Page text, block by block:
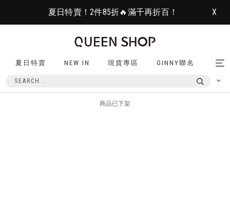
夏日特賣！2件85折🔥滿千再折百！ X
夏日特賣 NEW IN 現貨專區 GINNY聯名
商品已下架